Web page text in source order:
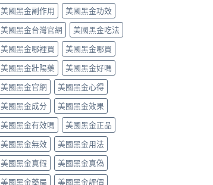
評
測
指
南〉
中
層
意
思，
邊
類
人
先
啱
食〉
中
美國黑金副作用
美國黑金功效
美國黑金台灣官網
美國黑金吃法
美國黑金哪裡買
美國黑金哪買
美國黑金壯陽藥
美國黑金好嗎
美國黑金官網
美國黑金心得
美國黑金成分
美國黑金效果
美國黑金有效嗎
美國黑金正品
美國黑金無效
美國黑金用法
美國黑金真假
美國黑金真偽
美國黑金藥局
美國黑金評價